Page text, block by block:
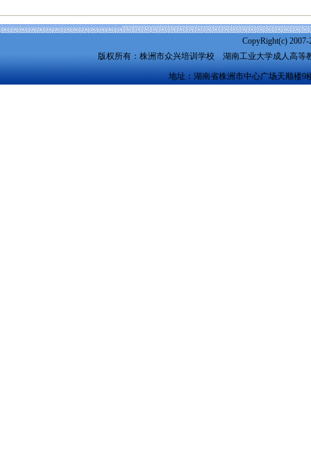
CopyRight(c)
版权所有：株洲市众兴培训学校 湖南工业大学成人高等
地址：湖南省株洲市中心广场天顺楼